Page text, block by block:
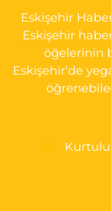
0 (222) 230 11 31
Eskişehir
Eskişehir
öğelerinin
Eskişehir'de